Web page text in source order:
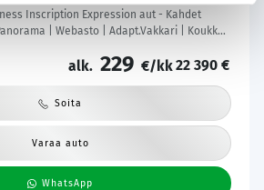
Inscription Expression aut - Kahdet
| Webasto | Adapt.Vakkari | Koukku |
alk. 229 €/kk22 390 €
Soita
Varaa auto
WhatsApp